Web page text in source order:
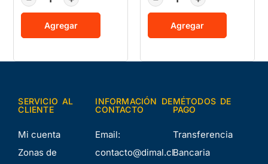
Agregar Agregar
SERVICIO AL
CLIENTE
Mi cuenta
Zonas de
INFORMACIÓN DE
CONTACTO
Email:
contacto@dimal.cl
MÉTODOS DE
PAGO
Transferencia
Bancaria